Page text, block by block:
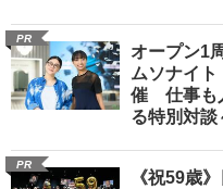
PR
オープン1
ムソナイト
催 仕事も
る特別対談
PR
《祝59歳